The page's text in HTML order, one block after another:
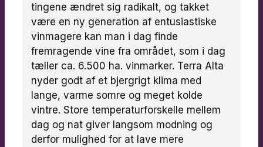
tingene ændret sig radikalt, og takket
være en ny generation af entusiastiske
vinmagere kan man i dag finde
fremragende vine fra området, som i dag
tæller ca. 6.500 ha. vinmarker. Terra Alta
nyder godt af et bjergrigt klima med
lange, varme somre og meget kolde
vintre. Store temperaturforskelle mellem
dag og nat giver langsom modning og
derfor mulighed for at lave mere